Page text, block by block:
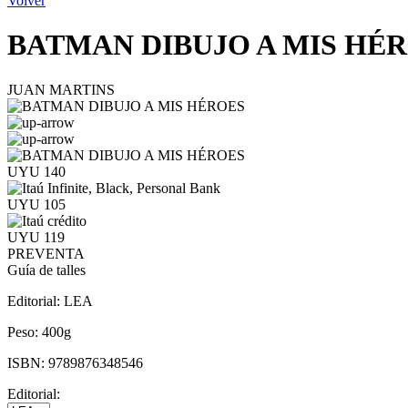
BATMAN DIBUJO A MIS
JUAN MARTINS
UYU 140
UYU 105
UYU 119
PREVENTA
Guía de talles
Editorial: LEA
Peso: 400g
ISBN: 9789876348546
Editorial: